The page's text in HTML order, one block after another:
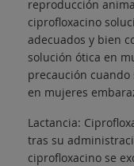
reproducción
ciprofloxacino
adecuados y bien
solución ótica en
precaución cuando
en mujeres
Lactancia:
tras su
ciprofloxacino se